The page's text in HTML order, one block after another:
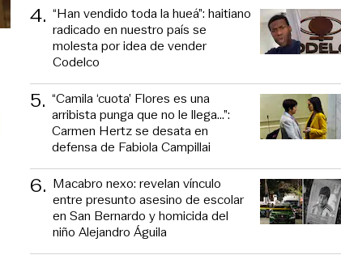
4. “Han vendido toda la hueá”: haitiano
radicado en nuestro país se
molesta por idea de vender
Codelco
5. “Camila ‘cuota’ Flores es una
arribista punga que no le llega...”:
Carmen Hertz se desata en
defensa de Fabiola Campillai
6. Macabro nexo: revelan vínculo
entre presunto asesino de escolar
en San Bernardo y homicida del
niño Alejandro Águila